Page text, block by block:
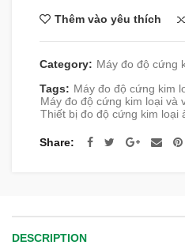
Thêm vào yêu thích
Category: Máy đo độ cứng
Tags: Máy đo độ cứng kim
Máy đo độ cứng kim loại và
Thiết bị đo độ cứng kim loại
Share
DESCRIPTION